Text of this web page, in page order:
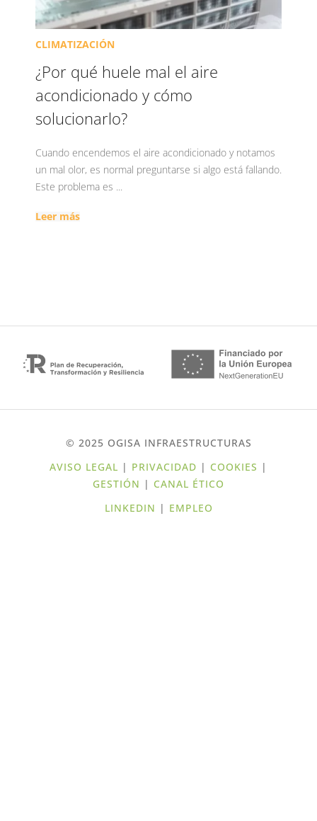
CLIMATIZACIÓN
¿Por qué huele mal el aire
acondicionado y cómo
solucionarlo?
Cuando encendemos el aire acondicionado y notamos
un mal olor, es normal preguntarse si algo está fallando.
Este problema es ...
Leer más
© 2025 OGISA INFRAESTRUCTURAS
AVISO LEGAL | PRIVACIDAD | COOKIES |
GESTIÓN | CANAL ÉTICO
LINKEDIN | EMPLEO